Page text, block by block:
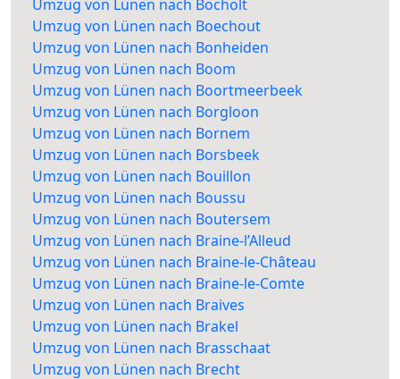
Umzug von Lünen nach Bocholt
Umzug von Lünen nach Boechout
Umzug von Lünen nach Bonheiden
Umzug von Lünen nach Boom
Umzug von Lünen nach Boortmeerbeek
Umzug von Lünen nach Borgloon
Umzug von Lünen nach Bornem
Umzug von Lünen nach Borsbeek
Umzug von Lünen nach Bouillon
Umzug von Lünen nach Boussu
Umzug von Lünen nach Boutersem
Umzug von Lünen nach Braine-l’Alleud
Umzug von Lünen nach Braine-le-Château
Umzug von Lünen nach Braine-le-Comte
Umzug von Lünen nach Braives
Umzug von Lünen nach Brakel
Umzug von Lünen nach Brasschaat
Umzug von Lünen nach Brecht